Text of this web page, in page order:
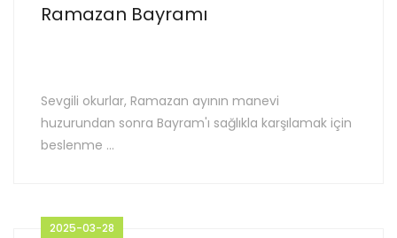
Ramazan Bayramı
Sevgili okurlar, Ramazan ayının manevi
huzurundan sonra Bayram'ı sağlıkla karşılamak için
beslenme ...
2025-03-28